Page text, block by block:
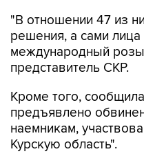
"В отношении 47 из
решения, а сами
международный
представитель СКР.
Кроме того,
предъявлено
наемникам,
Курскую область".